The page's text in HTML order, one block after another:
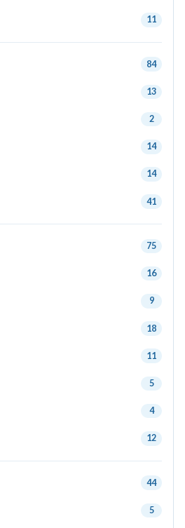
11
84
13
2
14
14
41
75
16
9
18
11
5
4
12
44
5